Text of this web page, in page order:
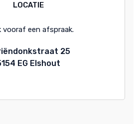
LOCATIE
vooraf een afspraak.
25
EG Elshout